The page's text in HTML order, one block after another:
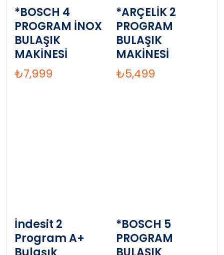
*BOSCH 4
PROGRAM İNOX
BULAŞIK
MAKİNESİ
₺7,999
*ARÇELİK 2
PROGRAM
BULAŞIK
MAKİNESİ
₺5,499
İndesit 2
Program A+
*BOSCH 5
PROGRAM